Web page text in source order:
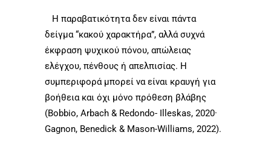
Η παραβατικότητα δεν είναι πάντα
δείγμα “κακού χαρακτήρα”, αλλά συχνά
έκφραση ψυχικού πόνου, απώλειας
ελέγχου, πένθους ή απελπισίας. Η
συμπεριφορά μπορεί να είναι κραυγή για
βοήθεια και όχι μόνο πρόθεση βλάβης
(Bobbio, Arbach & Redondo- Illeskas, 2020·
Gagnon, Benedick & Mason-Williams, 2022).